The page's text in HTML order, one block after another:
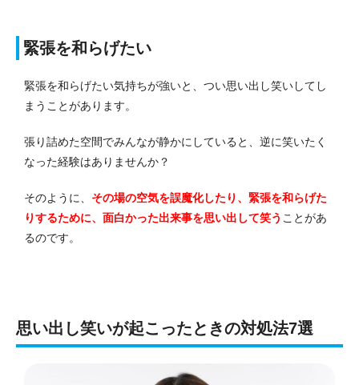
緊張を和らげたい
緊張を和らげたい気持ちが強いと、つい思い出し笑いしてし
まうことがあります。
張り詰めた空間でみんなが静かにしていると、逆に笑いたく
なった経験はありませんか？
そのように、 その場の空気を誤魔化したり、緊張を和らげた
りするために、面白かった出来事を思い出して笑う ことがあ
るのです。
思い出し笑いが起こったときの対処法7選